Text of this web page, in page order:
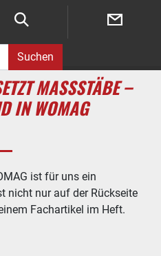
MASSSTÄBE – A
WOMAG P
ist für uns ein
nicht nur auf der Rückseite
Fachartikel im Heft.